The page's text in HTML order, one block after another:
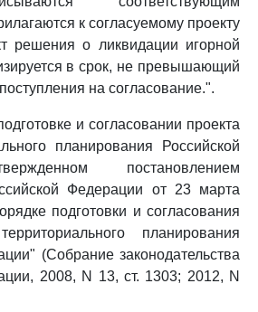
к согласуемому проекту
решения о ликвидации игорной
в срок, не превышающий
на согласование.".
и согласовании проекта
планирования Российской
постановлением
Федерации от 23 марта
подготовки и согласования
планирования
(Собрание законодательства
2008, N 13, ст. 1303; 2012, N